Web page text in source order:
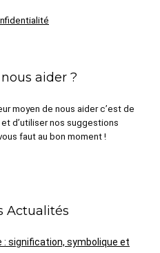
aider ?
moyen de nous aider c’est de
d’utiliser nos suggestions
faut au bon moment !
Actualités
: signification, symbolique et